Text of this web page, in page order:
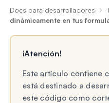
Docs para desarrolladores
dinámicamente en tus
¡Atención!
Este artículo contiene
está destinado a
este código como